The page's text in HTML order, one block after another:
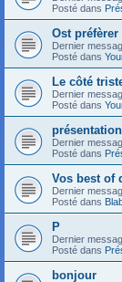
Posté dans
Ost
Dernier
Posté dans
Le côté
Dernier
Posté dans
présentation
Dernier
Posté dans
Vos best of
Dernier
Posté dans
P
Dernier
Posté dans
bonjour